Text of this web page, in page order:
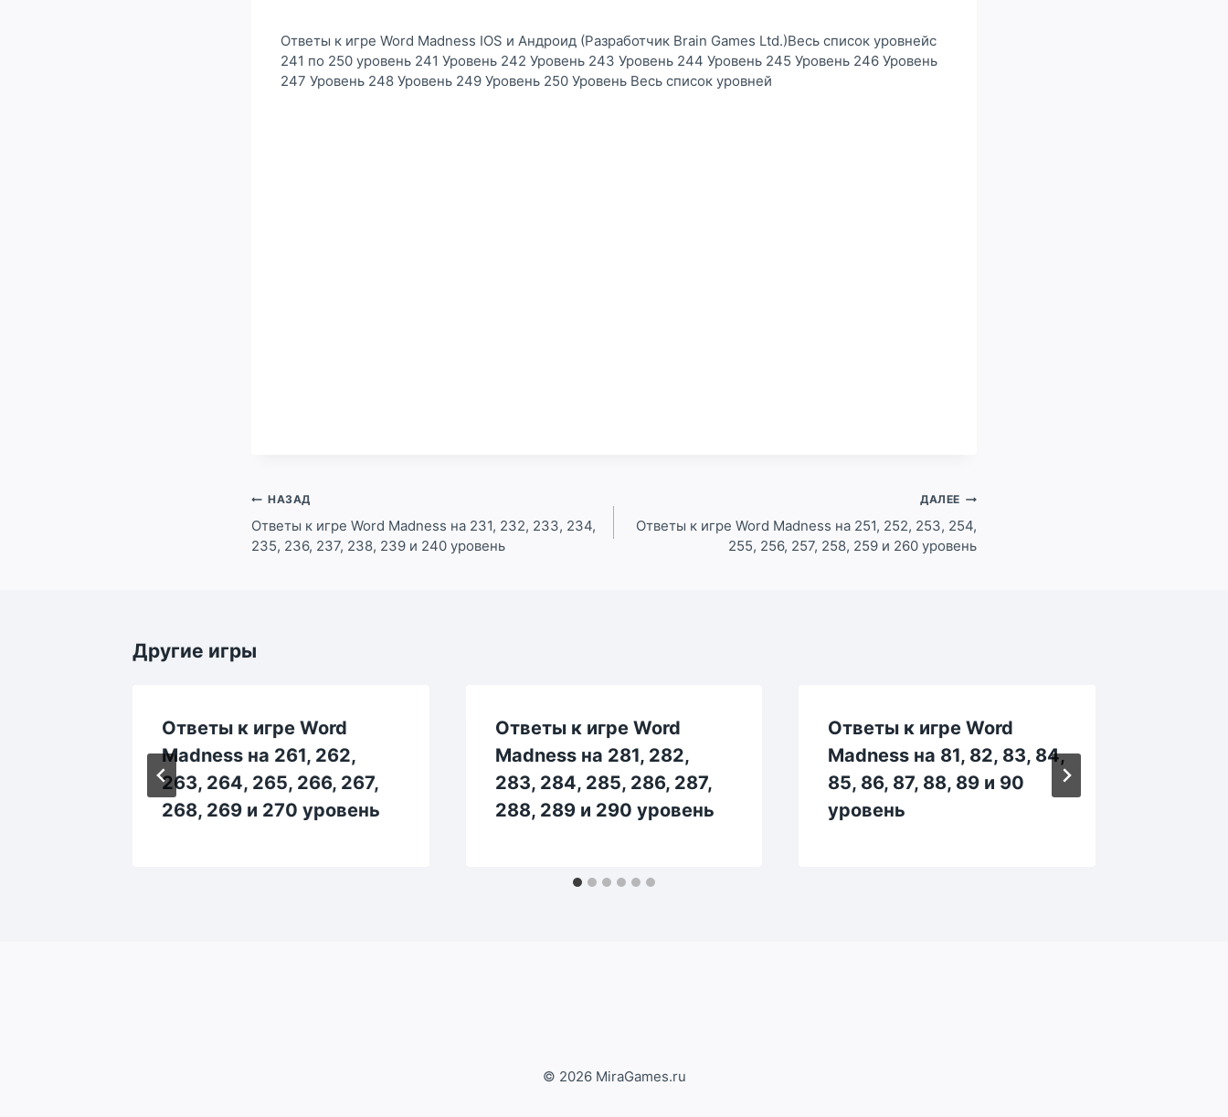
Ответы к игре Word Madness IOS и Андроид (Разработчик Brain Games Ltd.)Весь список уровнейс
241 по 250 уровень 241 Уровень 242 Уровень 243 Уровень 244 Уровень 245 Уровень 246 Уровень
247 Уровень 248 Уровень 249 Уровень 250 Уровень Весь список уровней
Навигация
по
записям
НАЗАД
Ответы к игре Word Madness на 231, 232, 233, 234,
235, 236, 237, 238, 239 и 240 уровень
ДАЛЕЕ
Ответы к игре Word Madness на 251, 252, 253, 254,
255, 256, 257, 258, 259 и 260 уровень
Другие игры
Ответы к игре Word
Madness на 261, 262,
263, 264, 265, 266, 267,
268, 269 и 270 уровень
Ответы к игре Word
Madness на 281, 282,
283, 284, 285, 286, 287,
288, 289 и 290 уровень
Ответы к игре Word
Madness на 81, 82, 83, 84,
85, 86, 87, 88, 89 и 90
уровень
© 2026 MiraGames.ru